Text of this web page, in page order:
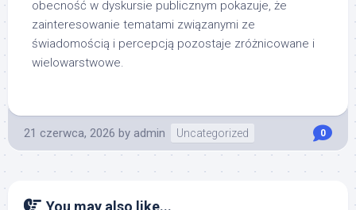
obecność w dyskursie publicznym pokazuje, że
zainteresowanie tematami związanymi ze
świadomością i percepcją pozostaje zróżnicowane i
wielowarstwowe.
21 czerwca, 2026 by admin Uncategorized 0
You may also like...